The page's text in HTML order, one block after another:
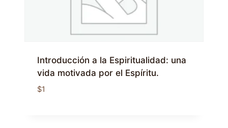
Introducción a la Espiritualidad: una
vida motivada por el Espíritu.
$1